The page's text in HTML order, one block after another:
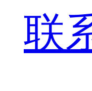
联